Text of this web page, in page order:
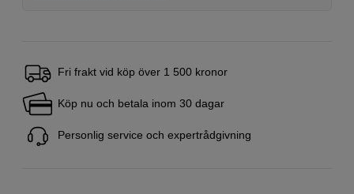
Fri frakt vid köp över 1 500 kronor
Köp nu och betala inom 30 dagar
Personlig service och expertrådgivning